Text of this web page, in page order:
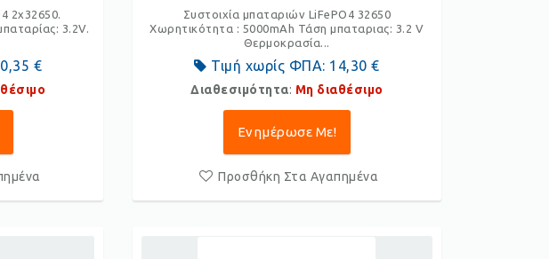
2x32650.
3.2V.
€
Συστοιχία μπαταριών LiFePO4 32650
Χωρητικότητα : 5000mAh Τάση μπαταριας: 3.2 V
Θερμοκρασία...
Τιμή χωρίς ΦΠΑ: 14,30 €
Διαθεσιμότητα: Μη διαθέσιμο
Ενημέρωσε Με!
Προσθήκη Στα Αγαπημένα